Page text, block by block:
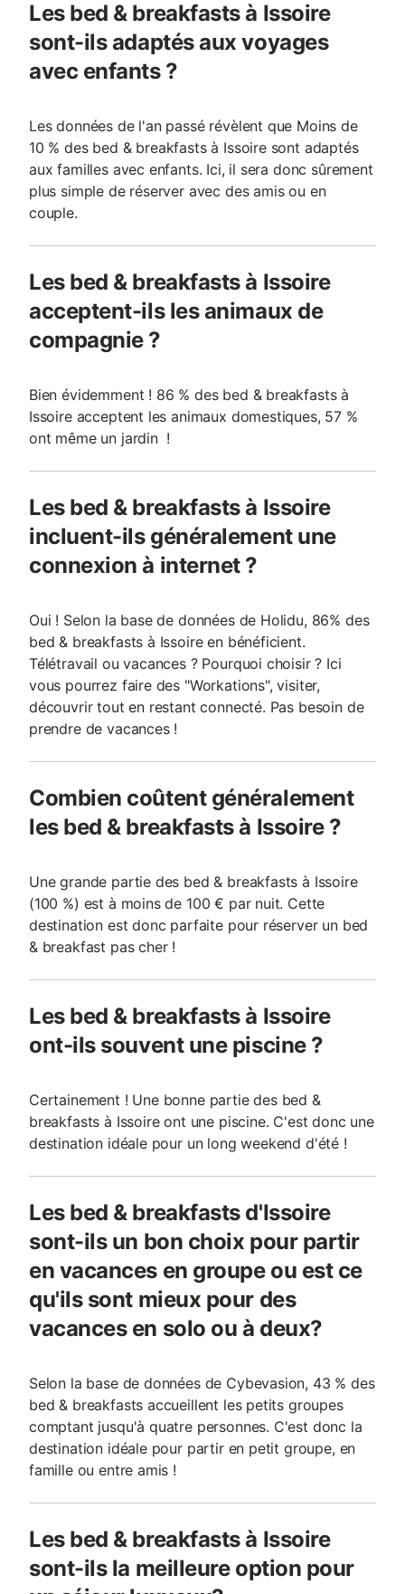
Les bed & breakfasts à Issoire
sont-ils adaptés aux voyages
avec enfants ?
Les données de l'an passé révèlent que Moins de
10 % des bed & breakfasts à Issoire sont adaptés
aux familles avec enfants. Ici, il sera donc sûrement
plus simple de réserver avec des amis ou en
couple.
Les bed & breakfasts à Issoire
acceptent-ils les animaux de
compagnie ?
Bien évidemment ! 86 % des bed & breakfasts à
Issoire acceptent les animaux domestiques, 57 %
ont même un jardin !
Les bed & breakfasts à Issoire
incluent-ils généralement une
connexion à internet ?
Oui ! Selon la base de données de Holidu, 86% des
bed & breakfasts à Issoire en bénéficient.
Télétravail ou vacances ? Pourquoi choisir ? Ici
vous pourrez faire des "Workations", visiter,
découvrir tout en restant connecté. Pas besoin de
prendre de vacances !
Combien coûtent généralement
les bed & breakfasts à Issoire ?
Une grande partie des bed & breakfasts à Issoire
(100 %) est à moins de 100 € par nuit. Cette
destination est donc parfaite pour réserver un bed
& breakfast pas cher !
Les bed & breakfasts à Issoire
ont-ils souvent une piscine ?
Certainement ! Une bonne partie des bed &
breakfasts à Issoire ont une piscine. C'est donc une
destination idéale pour un long weekend d'été !
Les bed & breakfasts d'Issoire
sont-ils un bon choix pour partir
en vacances en groupe ou est ce
qu'ils sont mieux pour des
vacances en solo ou à deux?
Selon la base de données de Cybevasion, 43 % des
bed & breakfasts accueillent les petits groupes
comptant jusqu'à quatre personnes. C'est donc la
destination idéale pour partir en petit groupe, en
famille ou entre amis !
Les bed & breakfasts à Issoire
sont-ils la meilleure option pour